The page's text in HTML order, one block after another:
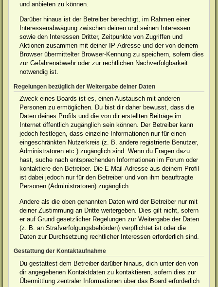
und anbieten zu können.
Darüber hinaus ist der Betreiber berechtigt, im Rahmen einer
Interessenabwägung zwischen deinen und seinen Interessen
sowie den Interessen Dritter, Zeitpunkte von Zugriffen und
Aktionen zusammen mit deiner IP-Adresse und der von deinem
Browser übermittelter Browser-Kennung zu speichern, sofern dies
zur Gefahrenabwehr oder zur rechtlichen Nachverfolgbarkeit
notwendig ist.
Regelungen bezüglich der Weitergabe deiner Daten
Zweck eines Boards ist es, einen Austausch mit anderen
Personen zu ermöglichen. Du bist dir daher bewusst, dass die
Daten deines Profils und die von dir erstellten Beiträge im
Internet öffentlich zugänglich sein können. Der Betreiber kann
jedoch festlegen, dass einzelne Informationen nur für einen
eingeschränkten Nutzerkreis (z. B. andere registrierte Benutzer,
Administratoren etc.) zugänglich sind. Wenn du Fragen dazu
hast, suche nach entsprechenden Informationen im Forum oder
kontaktiere den Betreiber. Die E-Mail-Adresse aus deinem Profil
ist dabei jedoch nur für den Betreiber und von ihm beauftragte
Personen (Administratoren) zugänglich.
Andere als die oben genannten Daten wird der Betreiber nur mit
deiner Zustimmung an Dritte weitergeben. Dies gilt nicht, sofern
er auf Grund gesetzlicher Regelungen zur Weitergabe der Daten
(z. B. an Strafverfolgungsbehörden) verpflichtet ist oder die
Daten zur Durchsetzung rechtlicher Interessen erforderlich sind.
Gestattung der Kontaktaufnahme
Du gestattest dem Betreiber darüber hinaus, dich unter den von
dir angegebenen Kontaktdaten zu kontaktieren, sofern dies zur
Übermittlung zentraler Informationen über das Board erforderlich